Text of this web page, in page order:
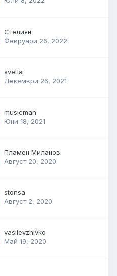
Стелиян
Февруари 26, 2022
svetla
Декември 26, 2021
musicman
Юни 18, 2021
Пламен Миланов
Август 20, 2020
stonsa
Август 2, 2020
vasilevzhivko
Май 19, 2020